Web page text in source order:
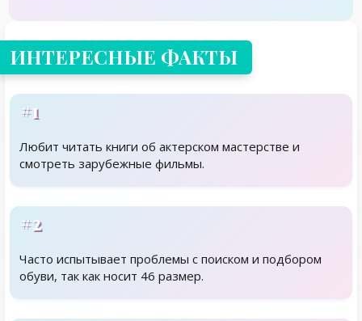
ИНТЕРЕСНЫЕ ФАКТЫ
#1
Любит читать книги об актерском мастерстве и
смотреть зарубежные фильмы.
#2
Часто испытывает проблемы с поиском и подбором
обуви, так как носит 46 размер.